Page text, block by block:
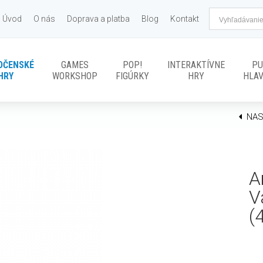
Úvod O nás Doprava a platba Blog Kontakt
GAMES
WORKSHOP
POP!
FIGÚRKY
INTERAKTÍVNE
HRY